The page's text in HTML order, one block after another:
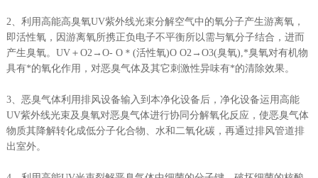
2、利用高能高臭氧UV紫外线光束分解空气中的氧分子产生游离氧，
即活性氧，因游离氧所携正负电子不平衡所以需与氧分子结合，进而
产生臭氧。UV＋O2→O- O＊(活性氧)O O2→O3(臭氧),*臭氧对有机物
具有*的氧化作用，对恶臭气体及其它刺激性异味有*的清除效果。
3、恶臭气体利用排风设备输入到本净化设备后，净化设备运用高能
UV紫外线光束及臭氧对恶臭气体进行协同分解氧化反应，使恶臭气体
物质其降解转化成低分子化合物、水和二氧化碳，再通过排风管道排
出室外。